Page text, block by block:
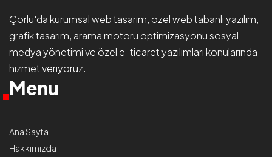
Çorlu'dakurumsal web tasarım, özel web tabanlı yazılım,
grafik tasarım, arama motoru optimizasyonusosyal
medya yönetimive özel e-ticaret yazılımları konularında
hizmet veriyoruz.
Menu
Ana Sayfa
Hakkımızda